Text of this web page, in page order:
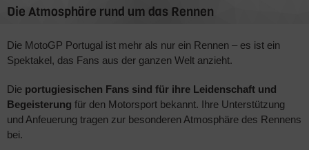
Die Atmosphäre rund um das Rennen
Die MotoGP Portugal ist mehr als nur ein Rennen – es ist ein
Spektakel, das Fans aus der ganzen Welt anzieht.
Die portugiesischen Fans sind für ihre Leidenschaft und
Begeisterung für den Motorsport bekannt. Ihre Unterstützung
und Anfeuerung tragen zur besonderen Atmosphäre des Rennens
bei.